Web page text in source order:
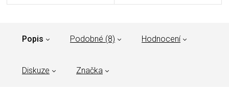
Popis Podobné (8) Hodnocení
Diskuze Značka